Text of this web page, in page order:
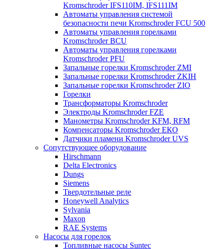
Kromschroder IFS110IM, IFS111IM
Автоматы управления системой
безопасности печи Kromschroder FCU 500
Автоматы управления горелками
Kromschroder BCU
Автоматы управления горелками
Kromschroder PFU
Запальные горелки Kromschroder ZМI
Запальные горелки Kromschroder ZKIH
Запальные горелки Kromschroder ZIO
Горелки
Трансформаторы Kromschroder
Электроды Kromschroder FZE
Манометры Kromschroder KFM, RFM
Компенсаторы Kromschroder ЕКО
Датчики пламени Kromschroder UVS
Сопутствующее оборудование
Hirschmann
Delta Electronics
Dungs
Siemens
Твердотельные реле
Honeywell Analytics
Sylvania
Maxon
RAE Systems
Насосы для горелок
Топливные насосы Suntec